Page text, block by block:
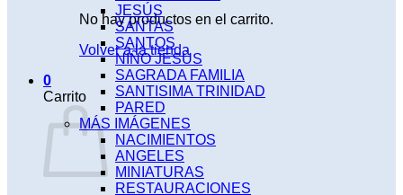
No hay productos en el carrito.
Volver a la tienda
0
Carrito
JESÚS
SANTAS
SANTOS
NIÑO JESÚS
SAGRADA FAMILIA
SANTISIMA TRINIDAD
PARED
MÁS IMÁGENES
NACIMIENTOS
ANGELES
MINIATURAS
RESTAURACIONES